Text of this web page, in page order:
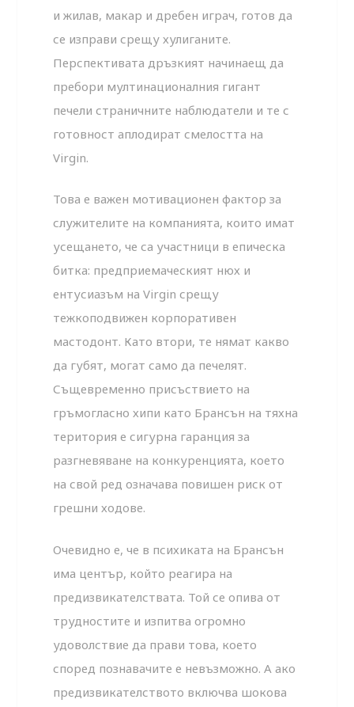
и жилав, макар и дребен играч, готов да
се изправи срещу хулиганите.
Перспективата дръзкият начинаещ да
пребори мултинационалния гигант
печели страничните наблюдатели и те с
готовност аплодират смелостта на
Virgin.
Това е важен мотивационен фактор за
служителите на компанията, които имат
усещането, че са участници в епическа
битка: предприемаческият нюх и
ентусиазъм на Virgin срещу
тежкоподвижен корпоративен
мастодонт. Като втори, те нямат какво
да губят, могат само да печелят.
Същевременно присъствието на
гръмогласно хипи като Брансън на тяхна
територия е сигурна гаранция за
разгневяване на конкуренцията, което
на свой ред означава повишен риск от
грешни ходове.
Очевидно е, че в психиката на Брансън
има център, който реагира на
предизвикателствата. Той се опива от
трудностите и изпитва огромно
удоволствие да прави това, което
според познавачите е невъзможно. А ако
предизвикателството включва шокова